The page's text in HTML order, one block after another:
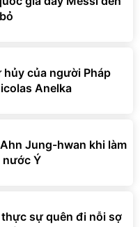
hủy của người Pháp
Anelka
Jung-hwan khi làm
Ý
sự quên đi nỗi sợ